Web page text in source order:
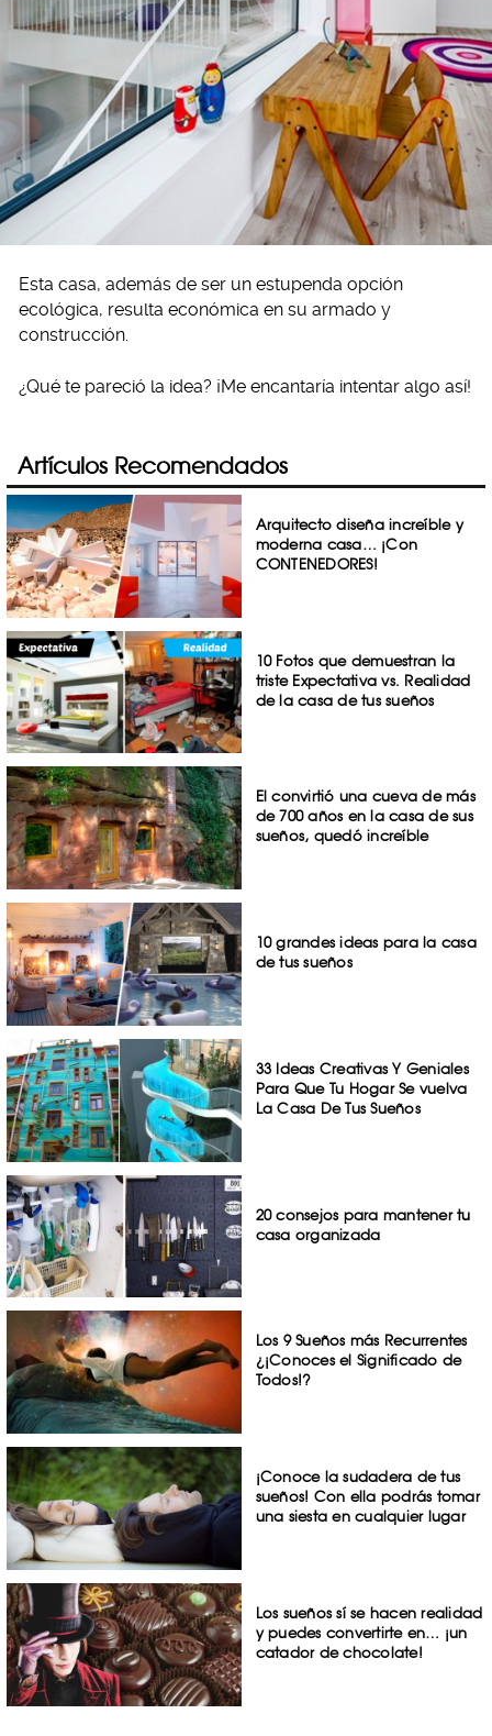
Esta casa, además de ser un estupenda opción
ecológica, resulta económica en su armado y
construcción.
¿Qué te pareció la idea? ¡Me encantaría intentar algo así!
Artículos Recomendados
Arquitecto diseña increíble y
moderna casa… ¡Con
CONTENEDORES!
10 Fotos que demuestran la
triste Expectativa vs. Realidad
de la casa de tus sueños
El convirtió una cueva de más
de 700 años en la casa de sus
sueños, quedó increíble
10 grandes ideas para la casa
de tus sueños
33 Ideas Creativas Y Geniales
Para Que Tu Hogar Se vuelva
La Casa De Tus Sueños
20 consejos para mantener tu
casa organizada
Los 9 Sueños más Recurrentes
¿¡Conoces el Significado de
Todos!?
¡Conoce la sudadera de tus
sueños! Con ella podrás tomar
una siesta en cualquier lugar
Los sueños sí se hacen realidad
y puedes convertirte en… ¡un
catador de chocolate!